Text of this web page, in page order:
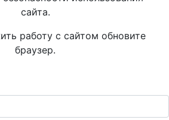
сайта.
работу с сайтом обновите
браузер.